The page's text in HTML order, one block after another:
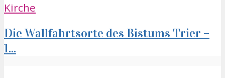
Kirche
Die Wallfahrtsorte des Bistums Trier –
1...